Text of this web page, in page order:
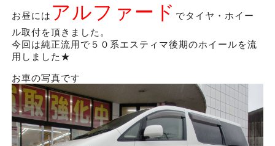
お昼には アルファード でタイヤ・ホイー
ル取付を頂きました。
今回は純正流用で５０系エスティマ後期のホイールを流
用しました★
お車の写真です